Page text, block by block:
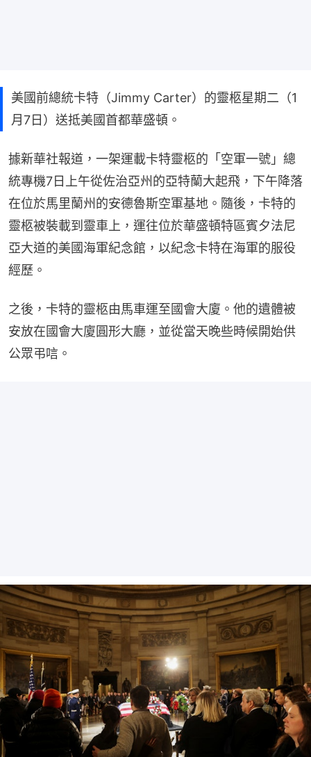
美國前總統卡特（Jimmy Carter）的靈柩星期二（1
月7日）送抵美國首都華盛頓。
據新華社報道，一架運載卡特靈柩的「空軍一號」總
統專機7日上午從佐治亞州的亞特蘭大起飛，下午降落
在位於馬里蘭州的安德魯斯空軍基地。隨後，卡特的
靈柩被裝載到靈車上，運往位於華盛頓特區賓夕法尼
亞大道的美國海軍紀念館，以紀念卡特在海軍的服役
經歷。
之後，卡特的靈柩由馬車運至國會大廈。他的遺體被
安放在國會大廈圓形大廳，並從當天晚些時候開始供
公眾弔唁。